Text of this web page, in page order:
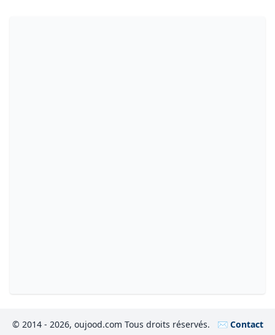
© 2014 - 2026, oujood.com Tous droits réservés. ✉️ Contact